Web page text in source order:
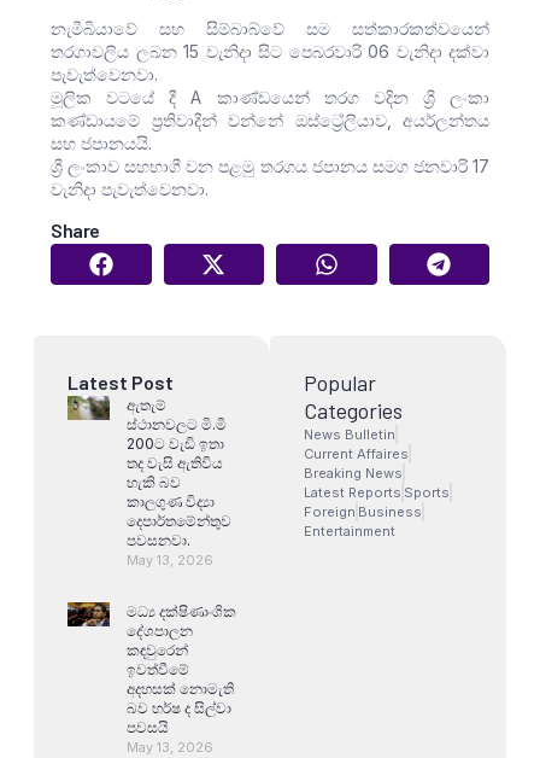
නැමීබියාවේ සහ සිම්බාබ්වේ සම සත්කාරකත්වයෙන්
තරගාවලිය ලබන 15 වැනිදා සිට පෙබරවාරි 06 වැනිදා දක්වා
පැවැත්වෙනවා.
මූලික වටයේ දී A කාණ්ඩයෙන් තරග වදින ශ්‍රී ලංකා
කණ්ඩායමේ ප්‍රතිවාදීන් වන්නේ ඔස්ට්‍රේලියාව, අයර්ලන්තය
සහ ජපානයයි.
ශ්‍රී ලංකාව සහභාගී වන පළමු තරගය ජපානය සමග ජනවාරි 17
වැනිදා පැවැත්වෙනවා.‍
Share
Latest Post
ඇතැම්
ස්ථානවලට මි.මි
200ට වැඩි ඉතා
තද වැසි ඇතිවිය
හැකි බව
කාලගුණ විද්‍යා
දෙපාර්තමේන්තුව
පවසනවා.
May 13, 2026
මධ්‍ය දක්ෂිණාංශික
දේශපාලන
කඳවුරෙන්
ඉවත්වීමේ
අදහසක් නොමැති
බව හර්ෂ ද සිල්වා
පවසයි
May 13, 2026
Popular
Categories
News Bulletin
Current Affaires
Breaking News
Latest Reports Sports
Foreign Business
Entertainment